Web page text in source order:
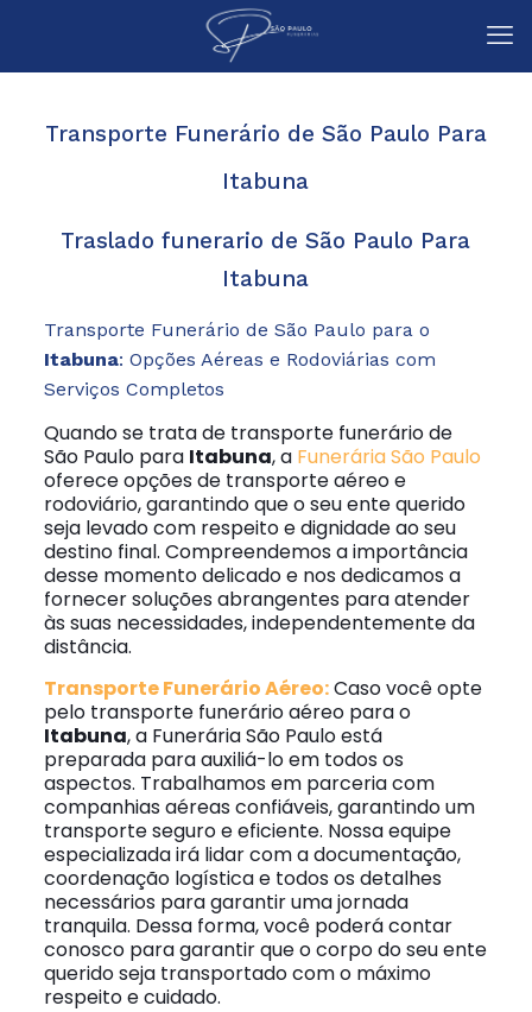
Transporte Funerário de São Paulo Para
Itabuna
Traslado funerario de São Paulo Para
Itabuna
Transporte Funerário de São Paulo para o
Itabuna: Opções Aéreas e Rodoviárias com
Serviços Completos
Quando se trata de transporte funerário de
São Paulo para Itabuna, a Funerária São Paulo
oferece opções de transporte aéreo e
rodoviário, garantindo que o seu ente querido
seja levado com respeito e dignidade ao seu
destino final. Compreendemos a importância
desse momento delicado e nos dedicamos a
fornecer soluções abrangentes para atender
às suas necessidades, independentemente da
distância.
Transporte Funerário Aéreo:Caso você opte
pelo transporte funerário aéreo para o
Itabuna, a Funerária São Paulo está
preparada para auxiliá-lo em todos os
aspectos. Trabalhamos em parceria com
companhias aéreas confiáveis, garantindo um
transporte seguro e eficiente. Nossa equipe
especializada irá lidar com a documentação,
coordenação logística e todos os detalhes
necessários para garantir uma jornada
tranquila. Dessa forma, você poderá contar
conosco para garantir que o corpo do seu ente
querido seja transportado com o máximo
respeito e cuidado.